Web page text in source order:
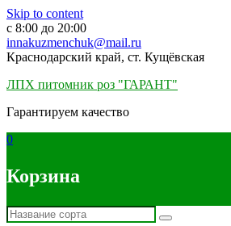
Skip to content
c 8:00 до 20:00
innakuzmenchuk@mail.ru
Краснодарский край, ст. Кущёвская
ЛПХ питомник роз "ГАРАНТ"
Гарантируем качество
0
Корзина